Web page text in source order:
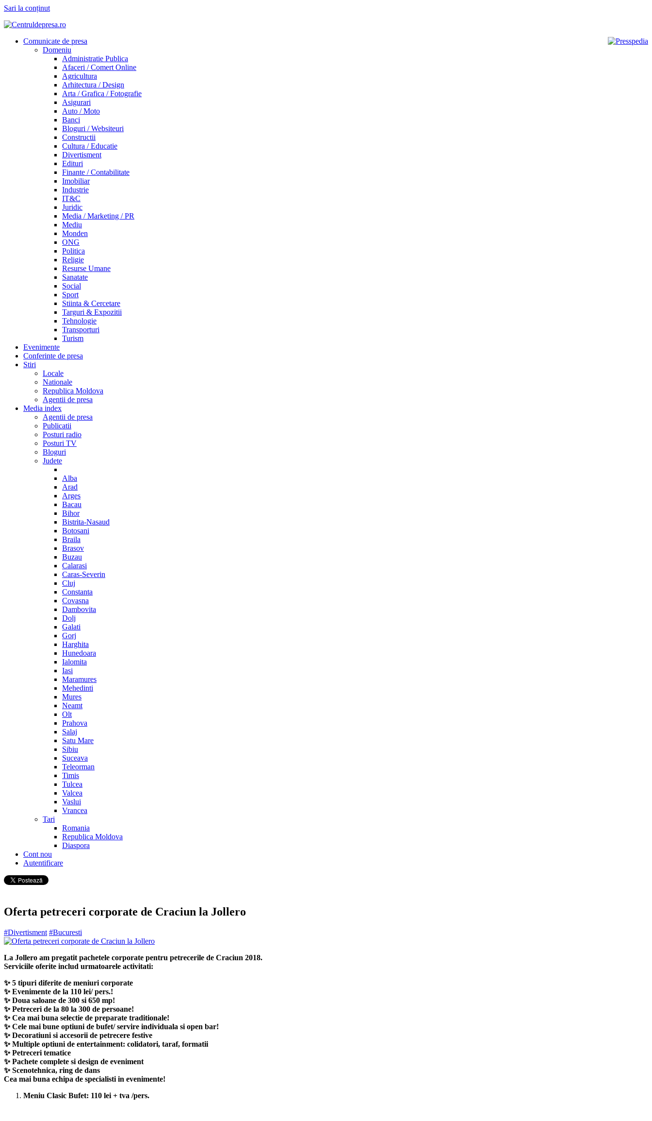
Sari la conținut
Comunicate de presa
Domeniu
Administratie Publica
Afaceri / Comert Online
Agricultura
Arhitectura / Design
Arta / Grafica / Fotografie
Asigurari
Auto / Moto
Banci
Bloguri / Websiteuri
Constructii
Cultura / Educatie
Divertisment
Edituri
Finante / Contabilitate
Imobiliar
Industrie
IT&C
Juridic
Media / Marketing / PR
Mediu
Monden
ONG
Politica
Religie
Resurse Umane
Sanatate
Social
Sport
Stiinta & Cercetare
Targuri & Expozitii
Tehnologie
Transporturi
Turism
Evenimente
Conferinte de presa
Stiri
Locale
Nationale
Republica Moldova
Agentii de presa
Media index
Agentii de presa
Publicatii
Posturi radio
Posturi TV
Bloguri
Judete
Alba
Arad
Arges
Bacau
Bihor
Bistrita-Nasaud
Botosani
Braila
Brasov
Buzau
Calarasi
Caras-Severin
Cluj
Constanta
Covasna
Dambovita
Dolj
Galati
Gorj
Harghita
Hunedoara
Ialomita
Iasi
Maramures
Mehedinti
Mures
Neamt
Olt
Prahova
Salaj
Satu Mare
Sibiu
Suceava
Teleorman
Timis
Tulcea
Valcea
Vaslui
Vrancea
Tari
Romania
Republica Moldova
Diaspora
Cont nou
Autentificare
Oferta petreceri corporate de Craciun la Jollero
#Divertisment #Bucuresti
La Jollero am pregatit pachetele corporate pentru petrecerile de Craciun 2018.
Serviciile oferite includ urmatoarele activitati:
✨ 5 tipuri diferite de meniuri corporate
✨ Evenimente de la 110 lei/ pers.!
✨ Doua saloane de 300 si 650 mp!
✨ Petreceri de la 80 la 300 de persoane!
✨ Cea mai buna selectie de preparate traditionale!
✨ Cele mai bune optiuni de bufet/ servire individuala si open bar!
✨ Decoratiuni si accesorii de petrecere festive
✨ Multiple optiuni de entertainment: colidatori, taraf, formatii
✨ Petreceri tematice
✨ Pachete complete si design de eveniment
✨ Scenotehnica, ring de dans
Cea mai buna echipa de specialisti in evenimente!
Meniu Clasic Bufet: 110 lei + tva /pers.